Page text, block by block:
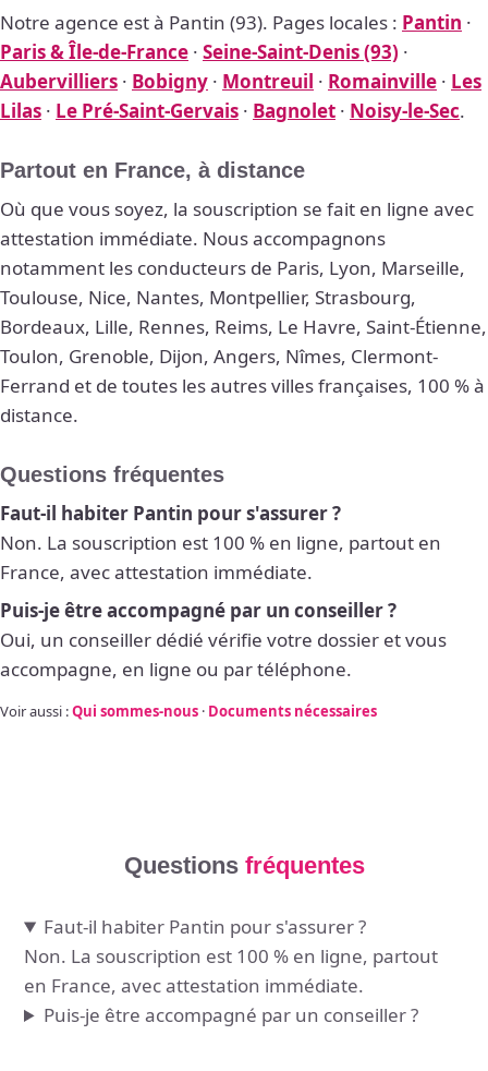
Notre agence est à Pantin (93). Pages locales : Pantin ·
Paris & Île-de-France · Seine-Saint-Denis (93) ·
Aubervilliers · Bobigny · Montreuil · Romainville · Les
Lilas · Le Pré-Saint-Gervais · Bagnolet · Noisy-le-Sec.
Partout en France, à distance
Où que vous soyez, la souscription se fait en ligne avec
attestation immédiate. Nous accompagnons
notamment les conducteurs de Paris, Lyon, Marseille,
Toulouse, Nice, Nantes, Montpellier, Strasbourg,
Bordeaux, Lille, Rennes, Reims, Le Havre, Saint-Étienne,
Toulon, Grenoble, Dijon, Angers, Nîmes, Clermont-
Ferrand et de toutes les autres villes françaises, 100 % à
distance.
Questions fréquentes
Faut-il habiter Pantin pour s'assurer ?
Non. La souscription est 100 % en ligne, partout en
France, avec attestation immédiate.
Puis-je être accompagné par un conseiller ?
Oui, un conseiller dédié vérifie votre dossier et vous
accompagne, en ligne ou par téléphone.
Voir aussi :Qui sommes-nous · Documents nécessaires
Questions fréquentes
Faut-il habiter Pantin pour s'assurer ?
Non. La souscription est 100 % en ligne, partout
en France, avec attestation immédiate.
Puis-je être accompagné par un conseiller ?